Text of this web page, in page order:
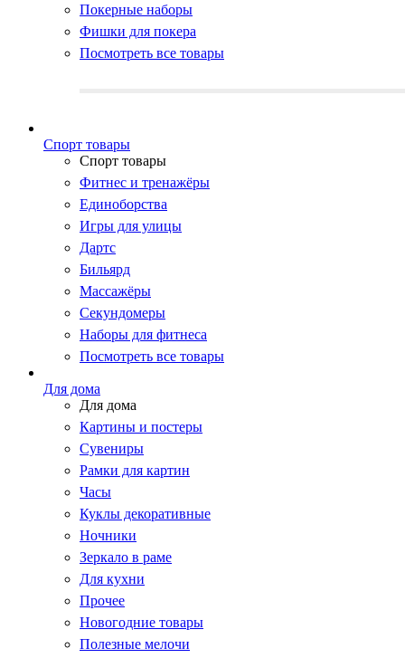
Покерные наборы
Фишки для покера
Посмотреть все товары
Cпорт товары
Cпорт товары
Фитнес и тренажёры
Единоборства
Игры для улицы
Дартс
Бильярд
Массажёры
Секундомеры
Наборы для фитнеса
Посмотреть все товары
Для дома
Для дома
Картины и постеры
Сувениры
Рамки для картин
Часы
Куклы декоративные
Ночники
Зеркало в раме
Для кухни
Прочее
Новогодние товары
Полезные мелочи